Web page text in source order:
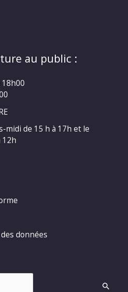
au public :
18h00
midi de 15 h à 17h et le
12h
données